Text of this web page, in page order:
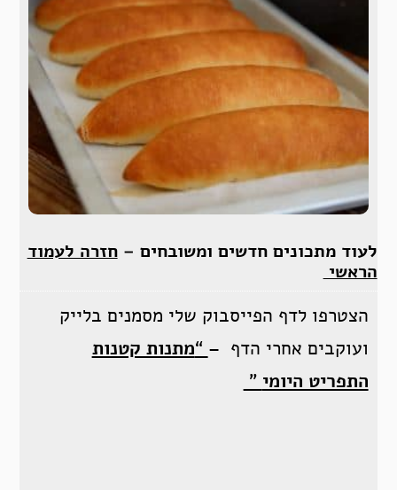
לעוד מתכונים חדשים ומשובחים –חזרה לעמוד
הראשי
הצטרפו לדף הפייסבוק שלי מסמנים בלייק
ועוקבים אחרי הדף – “מתנות קטנות
התפריט היומי ”